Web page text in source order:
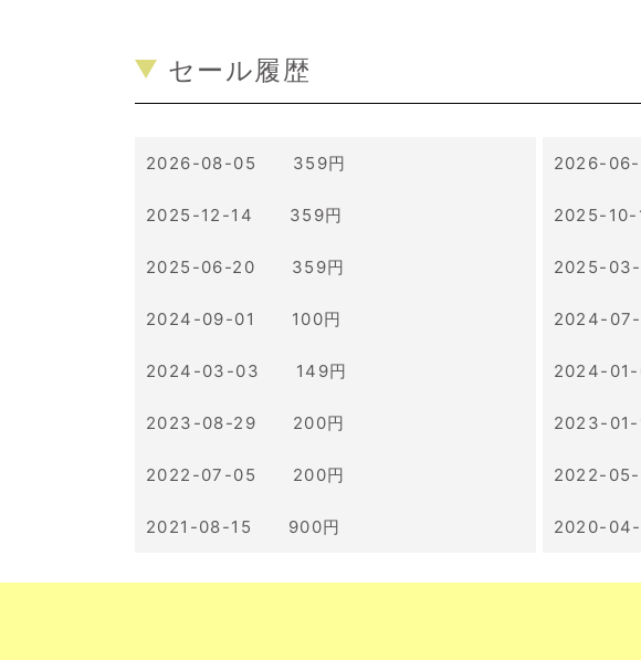
セール履歴
2026-08-05 359円 2026-
2025-12-14 359円 2025-
2025-06-20 359円 2025-
2024-09-01 100円 2024-
2024-03-03 149円 2024-
2023-08-29 200円 2023-
2022-07-05 200円 2022-
2021-08-15 900円 2020-